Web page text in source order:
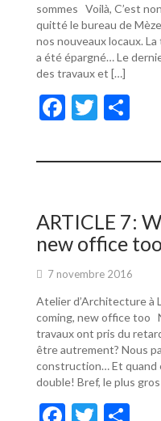
sommes Voilà, C’est
quitté le bureau de
nos nouveaux locaux.
a été épargné… Le
des travaux et […]
F
e
o
o
k
T
itt ta
er
ARTICLE 7:
new office too
7 novembre 2016
Atelier d’Architecture
coming, new office too
travaux ont pris du
être autrement? Nous
construction… Et quand
double! Bref, le plus